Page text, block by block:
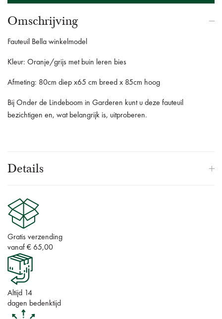
Omschrijving
Fauteuil Bella winkelmodel
Kleur: Oranje/grijs met buin leren bies
Afmeting: 80cm diep x65 cm breed x 85cm hoog
Bij Onder de Lindeboom in Garderen kunt u deze fauteuil
bezichtigen en, wat belangrijk is, uitproberen.
Details
Gratis verzending
vanaf € 65,00
Altijd 14
dagen bedenktijd